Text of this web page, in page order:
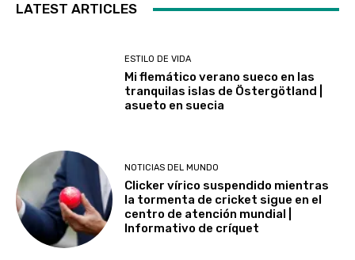
LATEST ARTICLES
ESTILO DE VIDA
Mi flemático verano sueco en las
tranquilas islas de Östergötland |
asueto en suecia
NOTICIAS DEL MUNDO
Clicker vírico suspendido mientras
la tormenta de cricket sigue en el
centro de atención mundial |
Informativo de críquet